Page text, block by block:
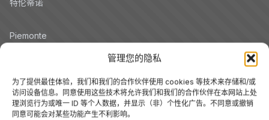
管理您的隐私
为了提供最佳体验，我们和我们的合作伙伴使用 cookies 等技术来存储和/或
访问设备信息。同意使用这些技术将允许我们和我们的合作伙伴在本网站上处
理浏览行为或唯一 ID 等个人数据，并显示（非）个性化广告。不同意或撤销
同意可能会对某些功能产生不利影响。
Piemonte
撒丁岛